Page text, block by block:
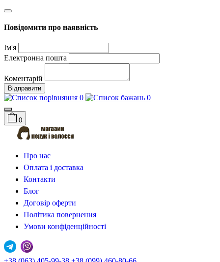
Повідомити про наявність
Ім'я
Електронна пошта
Коментарій
Відправити
0 0
0
Про нас
Оплата і доставка
Контакти
Блог
Договір оферти
Політика повернення
Умови конфіденційності